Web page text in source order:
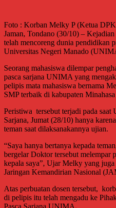
Foto : Korban Melky P (Ketua
Jaman, Tondano (30/10) –
telah mencoreng dunia pendidikan
Universitas Negeri Manado
Seorang mahasiswa dilempar
pasca sarjana UNIMA yang
pelipis mata mahasiswa bernama
SMP terbaik di kabupaten
Peristiwa tersebut terjadi pada saat
Sarjana, Jumat (28/10) hanya
teman saat dilaksanakannya ujian.
“Saya hanya bertanya kepada
bergelar Doktor tersebut melempar
kepala saya”, Ujar Melky yang
Jaringan Kemandirian Nasional
Atas perbuatan dosen tersebut,
di pelipis itu telah mengadu ke
Pasca Sarjana UNIMA.